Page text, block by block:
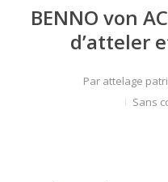
BENNO von
d’atteler
Par attelage
Sans